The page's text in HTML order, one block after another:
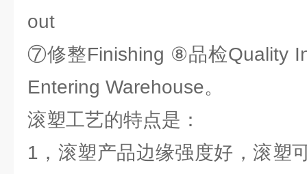
out
⑦修整Finishing ⑧品检Quality
Entering Warehouse。
滚塑工艺的特点是：
1，滚塑产品边缘强度好，滚塑